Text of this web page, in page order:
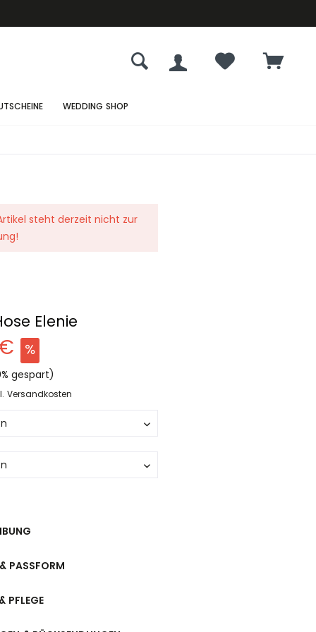
WEDDING SHOP
steht derzeit nicht zur
Elenie
gespart)
Versandkosten
PASSFORM
PFLEGE